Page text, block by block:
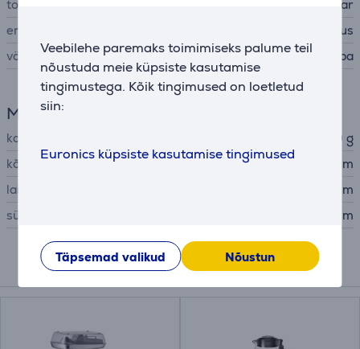
Veebilehe paremaks toimimiseks palume teil
nõustuda meie küpsiste kasutamise
tingimustega. Kõik tingimused on loetletud
siin:
Euronics küpsiste kasutamise tingimused
Täpsemad valikud Nõustun
tootja
Stollar
eriomadused
reguleeritav kiirus
värv
must, roostevaba
Mõõtmed
kaal
1150 g
kõrgus
42 cm
laius
6 cm
sügavus
5,6 cm
Kokkusobivad tooted